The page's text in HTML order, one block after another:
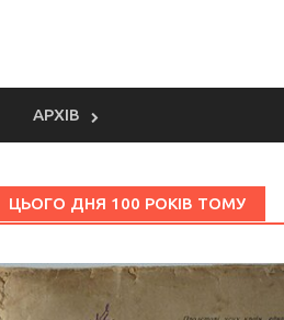
АРХІВ
ЦЬОГО ДНЯ 100 РОКІВ ТОМУ